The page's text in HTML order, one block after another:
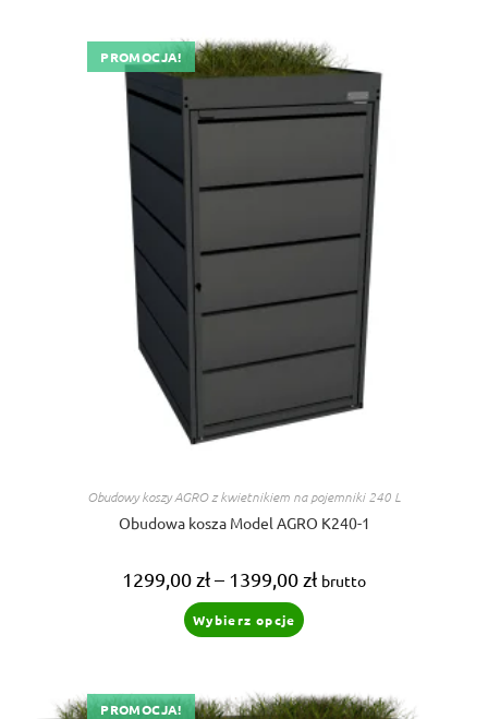
PROMOCJA!
Obudowy koszy AGRO z kwietnikiem na pojemniki 240 L
Obudowa kosza Model AGRO K240-1
1299,00zł– 1399,00złZakres
cen:
brutto
Wybierz opcje produkt
można
PROMOCJA!